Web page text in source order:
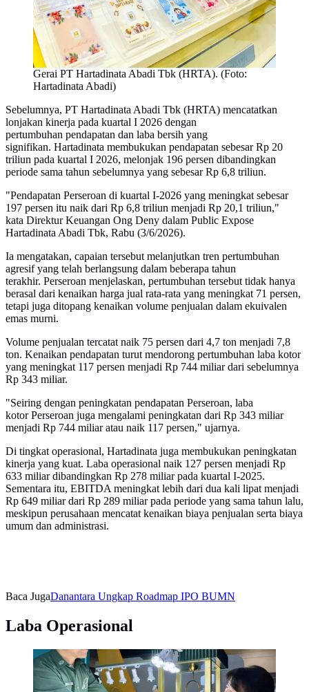
Gerai PT Hartadinata Abadi Tbk (HRTA). (Foto:
Hartadinata Abadi)
Sebelumnya, PT Hartadinata Abadi Tbk (HRTA) mencatatkan
lonjakan kinerja pada kuartal I 2026 dengan
pertumbuhan pendapatan dan laba bersih yang
signifikan. Hartadinata membukukan pendapatan sebesar Rp 20
triliun pada kuartal I 2026, melonjak 196 persen dibandingkan
periode sama tahun sebelumnya yang sebesar Rp 6,8 triliun.
"Pendapatan Perseroan di kuartal I-2026 yang meningkat sebesar
197 persen itu naik dari Rp 6,8 triliun menjadi Rp 20,1 triliun,"
kata Direktur Keuangan Ong Deny dalam Public Expose
Hartadinata Abadi Tbk, Rabu (3/6/2026).
Ia mengatakan, capaian tersebut melanjutkan tren pertumbuhan
agresif yang telah berlangsung dalam beberapa tahun
terakhir. Perseroan menjelaskan, pertumbuhan tersebut tidak hanya
berasal dari kenaikan harga jual rata-rata yang meningkat 71 persen,
tetapi juga ditopang kenaikan volume penjualan dalam ekuivalen
emas murni.
Volume penjualan tercatat naik 75 persen dari 4,7 ton menjadi 7,8
ton. Kenaikan pendapatan turut mendorong pertumbuhan laba kotor
yang meningkat 117 persen menjadi Rp 744 miliar dari sebelumnya
Rp 343 miliar.
"Seiring dengan peningkatan pendapatan Perseroan, laba
kotor Perseroan juga mengalami peningkatan dari Rp 343 miliar
menjadi Rp 744 miliar atau naik 117 persen," ujarnya.
Di tingkat operasional, Hartadinata juga membukukan peningkatan
kinerja yang kuat. Laba operasional naik 127 persen menjadi Rp
633 miliar dibandingkan Rp 278 miliar pada kuartal I-2025.
Sementara itu, EBITDA meningkat lebih dari dua kali lipat menjadi
Rp 649 miliar dari Rp 289 miliar pada periode yang sama tahun lalu,
meskipun perusahaan mencatat kenaikan biaya penjualan serta biaya
umum dan administrasi.
Baca JugaDanantara Ungkap Roadmap IPO BUMN
Laba Operasional